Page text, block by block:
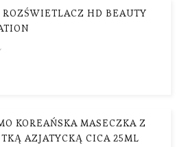
HD BEAUTY
KOREAŃSKA MASECZKA Z
AZJATYCKĄ CICA 25ML